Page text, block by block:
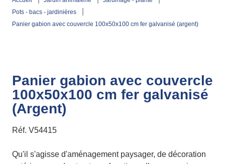
pots - bacs - jardinières
panier gabion avec couvercle 100x50x100 cm fer galvanisé (argent)
Panier gabion avec couvercle
100x50x100 cm fer galvanisé
(Argent)
Réf. V54415
Qu'il s'agisse d'aménagement paysager, de décoration